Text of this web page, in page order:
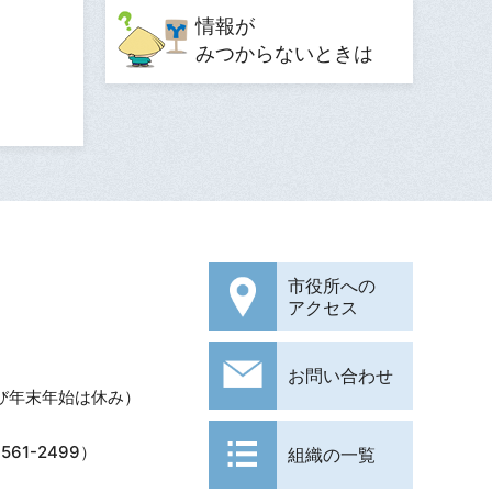
情報が
みつからないときは
末年始は休み）
2499）
市役所への
アクセス
お問い合わせ
組織の一覧